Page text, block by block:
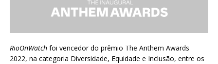
RioOnWatch foi vencedor do prêmio The Anthem Awards
2022, na categoria Diversidade, Equidade e Inclusão, entre os